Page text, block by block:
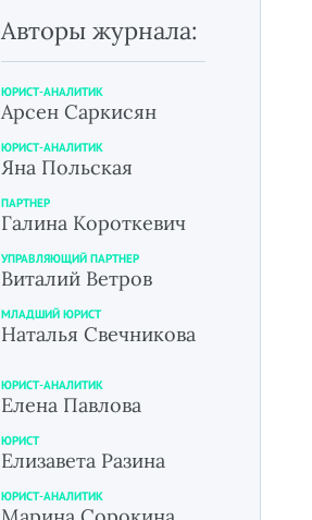
Авторы журнала:
ЮРИСТ-АНАЛИТИК
Арсен Саркисян
ЮРИСТ-АНАЛИТИК
Яна Польская
ПАРТНЕР
Галина Короткевич
УПРАВЛЯЮЩИЙ ПАРТНЕР
Виталий Ветров
МЛАДШИЙ ЮРИСТ
Наталья Свечникова
ЮРИСТ-АНАЛИТИК
Елена Павлова
ЮРИСТ
Елизавета Разина
ЮРИСТ-АНАЛИТИК